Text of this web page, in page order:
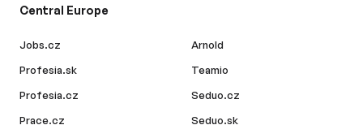
Central Europe
Jobs.cz
Profesia.sk
Profesia.cz
Prace.cz
Arnold
Teamio
Seduo.cz
Seduo.sk